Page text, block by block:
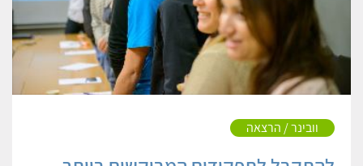
וובינר / הרצאה